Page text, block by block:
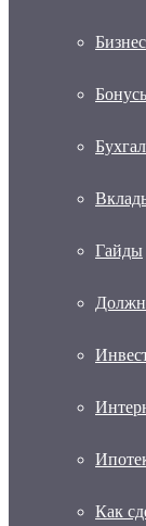
Бизнес
Гайды
Как